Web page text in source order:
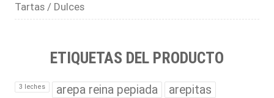
Tartas / Dulces
ETIQUETAS DEL PRODUCTO
3 leches arepa reina pepiada arepitas